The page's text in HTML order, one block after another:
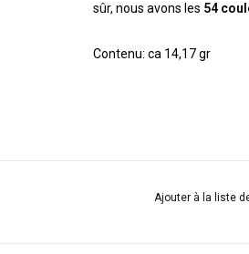
sûr, nous avons les 54
Contenu: ca 14,17 gr
Ajouter à la liste